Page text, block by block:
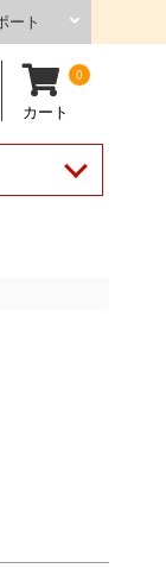
ート
0
カート